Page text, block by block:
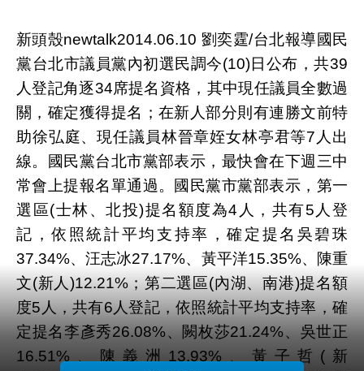
新頭殼newtalk2014.06.10 劉奕霆/台北報導國民
黨台北市議員黨內初選民調今(10)日公布，共39
人登記角逐34席提名資格，其中現任議員全數過
關，確定獲得提名；在新人部分則有連勝文前特
助徐弘庭、現任議員林晉章姪女林亭君等7人出
線。國民黨台北市黨部表示，最快會在下週三中
常會上提報名單通過。國民黨市黨部表示，第一
選區(士林、北投)提名額度為4人，共有5人登
記，依照統計平均支持率，確定提名吳碧珠
37.34%、汪志冰27.17%、黃平洋15.35%、陳重
文(新人)12.21%；第二選區(內湖、南港)提名額
度5人，共有6人登記，依照統計平均支持率，確
定提名李彥秀26.08%、闕枚莎21.24%、吳世正
16.51%、陳義洲13.93%、黃子哲(新